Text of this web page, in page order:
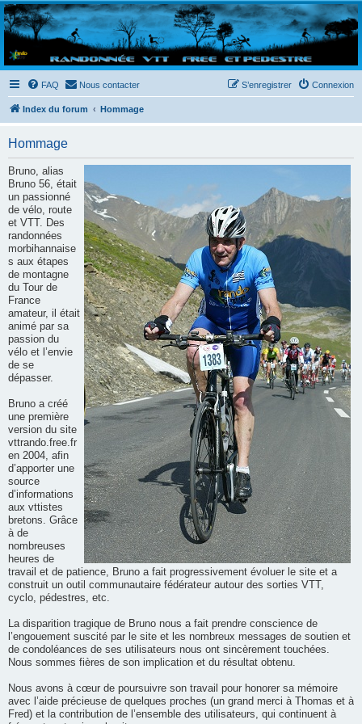
Randovttfree.fr
Bienvenue sur le site des randos vtt et pédestre de Bretagne . Bonne navigation sur le site
et bonnes randos dans l'Ouest !
FAQ Nous contacter Connexion
S’enregistrer
Index du forum Hommage
Hommage
Bruno, alias
Bruno 56, était
un passionné
de vélo, route
et VTT. Des
randonnées
morbihannaise
s aux étapes
de montagne
du Tour de
France
amateur, il était
animé par sa
passion du
vélo et l’envie
de se
dépasser.
Bruno a créé
une première
version du site
vttrando.free.fr
en 2004, afin
d’apporter une
source
d’informations
aux vttistes
bretons. Grâce
à de
nombreuses
heures de
travail et de patience, Bruno a fait progressivement évoluer le site et a
construit un outil communautaire fédérateur autour des sorties VTT,
cyclo, pédestres, etc.
La disparition tragique de Bruno nous a fait prendre conscience de
l’engouement suscité par le site et les nombreux messages de soutien et
de condoléances de ses utilisateurs nous ont sincèrement touchées.
Nous sommes fières de son implication et du résultat obtenu.
Nous avons à cœur de poursuivre son travail pour honorer sa mémoire
avec l’aide précieuse de quelques proches (un grand merci à Thomas et à
Fred) et la contribution de l’ensemble des utilisateurs, qui continuent à